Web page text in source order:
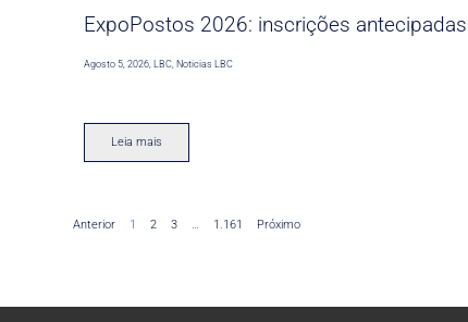
ExpoPostos 2026: inscrições
Agosto 5, 2026 ,LBC Noticias LBC
Leia mais
Anterior 1 2 3 … 1.161 Próximo